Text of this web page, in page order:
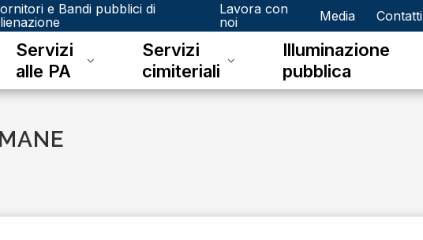
e Bandi pubblici di
Lavora con
noi
Media Contatti
Servizi
alle PA
Servizi
cimiteriali
Illuminazione
pubblica